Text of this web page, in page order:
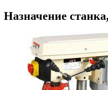
Назначение